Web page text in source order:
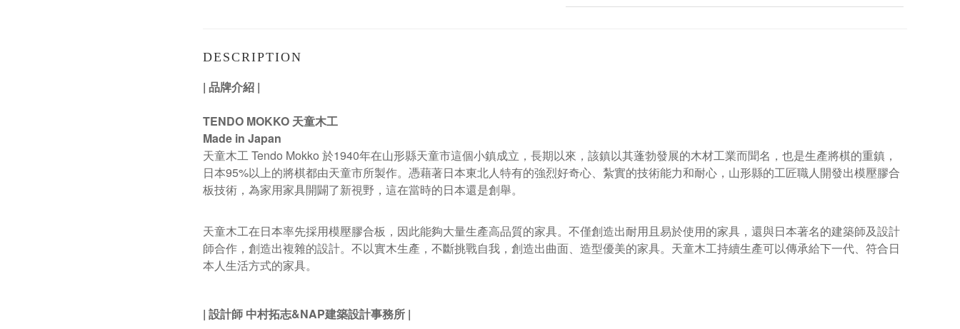
DESCRIPTION
| 品牌介紹 |
TENDO MOKKO 天童木工
Made in Japan
天童木工 Tendo Mokko 於1940年在山形縣天童市這個小鎮成立，長期以來，該鎮以其蓬勃發展的木材工業而聞名，也是生產將棋的重鎮，
日本95%以上的將棋都由天童市所製作。憑藉著日本東北人特有的強烈好奇心、紮實的技術能力和耐心，山形縣的工匠職人開發出模壓膠合
板技術，為家用家具開闢了新視野，這在當時的日本還是創舉。
天童木工在日本率先採用模壓膠合板，因此能夠大量生產高品質的家具。不僅創造出耐用且易於使用的家具，還與日本著名的建築師及設計
師合作，創造出複雜的設計。不以實木生產，不斷挑戰自我，創造出曲面、造型優美的家具。天童木工持續生產可以傳承給下一代、符合日
本人生活方式的家具。
| 設計師 中村拓志&NAP建築設計事務所 |